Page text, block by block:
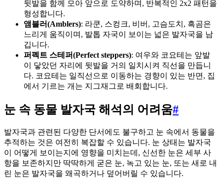
뒷발을 함께 모아 앞으로 도약하며, 반복적인 2x2 패턴을
형성합니다.
앰블러(Amblers): 라쿤, 스컹크, 비버, 고슴도치, 흑곰은
느리게 움직이며, 발톱 자국이 보이는 넓은 발자국을 남
깁니다.
퍼펙트 스테퍼(Perfect steppers): 여우와 코요테는 앞발
이 닿았던 자리에 뒷발을 거의 일치시켜 직선을 만듭니
다. 코요테는 일직선으로 이동하는 경향이 있는 반면, 집
에서 기르는 개는 지그재그로 배회합니다.
눈 속 동물 발자국 해석의 어려움#
발자국과 관련된 다양한 단서에도 불구하고 눈 속에서 동물을
추적하는 것은 여전히 복잡할 수 있습니다. 눈 상태는 발자국
이 어떻게 보이는지에 영향을 미치는데, 신선한 눈은 세부 사
항을 보존하지만 딱딱하게 굳은 눈, 녹고 있는 눈, 또는 새로 내
린 눈은 발자국을 왜곡하거나 덮어버릴 수 있습니다.